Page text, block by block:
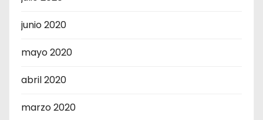
junio 2020
mayo 2020
abril 2020
marzo 2020